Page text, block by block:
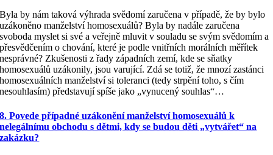
Byla by nám taková výhrada svědomí zaručena v případě, že by bylo
uzákoněno manželství homosexuálů? Byla by nadále zaručena
svoboda myslet si své a veřejně mluvit v souladu se svým svědomím a
přesvědčením o chování, které je podle vnitřních morálních měřítek
nesprávné? Zkušenosti z řady západních zemí, kde se sňatky
homosexuálů uzákonily, jsou varující. Zdá se totiž, že mnozí zastánci
homosexuálních manželství si toleranci (tedy strpění toho, s čím
nesouhlasím) představují spíše jako „vynucený souhlas“…
8. Povede případné uzákonění manželství homosexuálů k
nelegálnímu obchodu s dětmi, kdy se budou děti „vytvářet“ na
zakázku?